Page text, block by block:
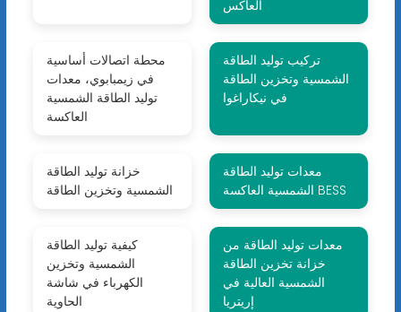
العاكس
محطة اتصالات أساسية
في زيمبابوي، معدات
توليد الطاقة الشمسية
العاكسة
تركيب توليد الطاقة
الشمسية وتخزين الطاقة
في نيكاراغوا
خزانة توليد الطاقة
الشمسية وتخزين الطاقة
معدات توليد الطاقة
الشمسية العاكسة BESS
كيفية توليد الطاقة
الشمسية وتخزين
الكهرباء في شاشة
الحاوية
معدات توليد الطاقة من
خزانة تخزين الطاقة
الشمسية العالية في
إريتريا